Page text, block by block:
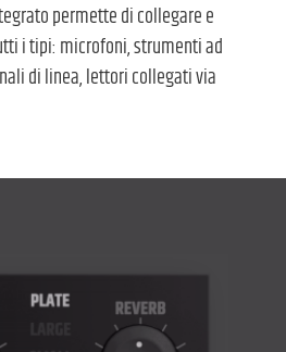
permette di collegare e
i tipi: microfoni, strumenti ad
di linea, lettori collegati via